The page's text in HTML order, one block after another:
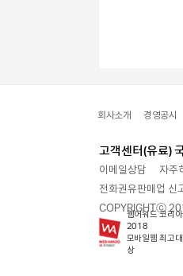
회사소개 경영공시
고객센터(유료)
이메일상담 자주
전화권유판매업
COPYRIGHTⓒ
웹어워드 코리아
2018
모바일웹 최고
상